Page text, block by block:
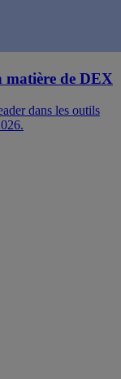
matière de DEX
dans les outils